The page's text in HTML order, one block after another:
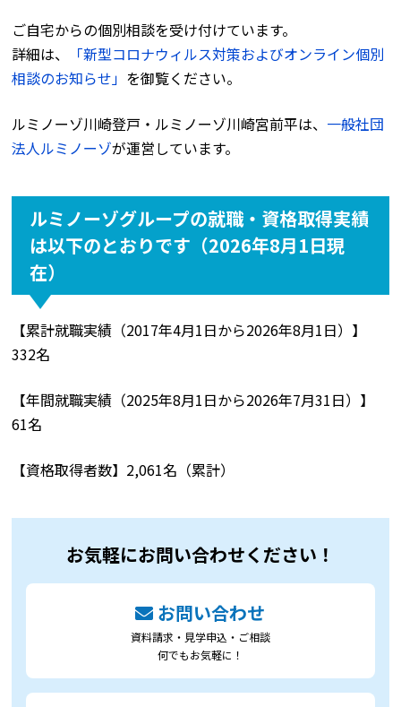
ご自宅からの個別相談を受け付けています。
詳細は、
「新型コロナウィルス対策およびオンライン個別
相談のお知らせ」 を御覧ください。
ルミノーゾ川崎登戸・ルミノーゾ川崎宮前平は、 一般社団
法人ルミノーゾが運営しています。
ルミノーゾグループの就職・資格取得実績
は以下のとおりです（2026年8月1日現
在）
【累計就職実績（2017年4月1日から2026年8月1日）】
332名
【年間就職実績（2025年8月1日から2026年7月31日）】
61名
【資格取得者数】2,061名（累計）
お気軽にお問い合わせください！
お問い合わせ
資料請求・見学申込・ご相談
何でもお気軽に！